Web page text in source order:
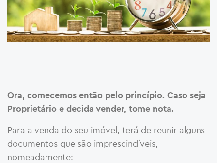
Ora, comecemos então pelo princípio. Caso seja
Proprietário e decida vender, tome nota.
Para a venda do seu imóvel, terá de reunir alguns
documentos que são imprescindíveis,
nomeadamente: